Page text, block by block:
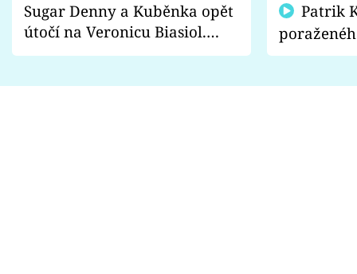
Sugar Denny a Kuběnka opět
útočí na Veronicu Biasiol.
Proč je podle nich falešná a
fanoušci